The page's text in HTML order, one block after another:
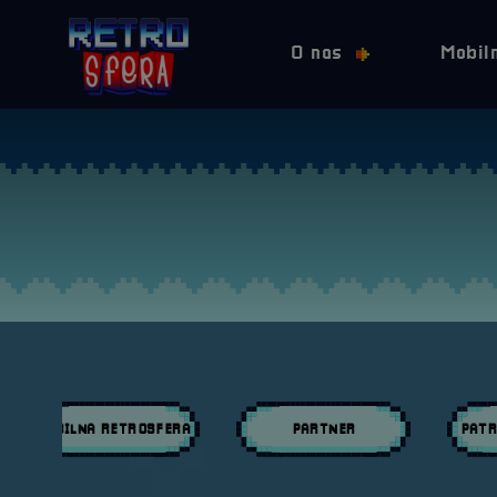
O nas
MOBILNA RETROSFERA PARTNER